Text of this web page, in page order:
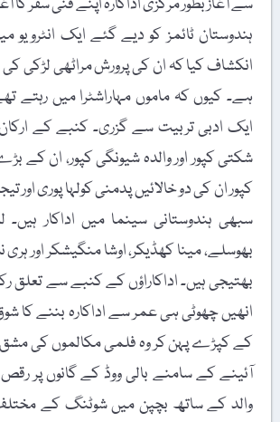
ہندوستان ٹائمز کو دیے گئے ایک انٹرویو
انکشاف کیا کہ ان کی پرورش مراٹھی لڑکی
ہے۔ کیوں کہ ماموں مہاراشٹرا میں رہتے
ایک ادبی تربیت سے گزری۔ کنبے کے
شکتی کپور اور والدہ شیونگی کپور، ان کے
کپور ان کی دو خالائیں پدمنی کولہا پوری اور
سبھی ہندوستانی سینما میں اداکار ہیں۔
بھوسلے، مینا کھڈیکر، اوشا منگیشکر اور
بھتیجی ہیں۔ اداکاراؤں کے کنبے سے
انھیں چھوٹی ہی عمر سے اداکارہ بننے کا
کے کپڑے پہن کر وہ فلمی مکالموں کی مشق
آئینے کے سامنے بالی ووڈ کے گانوں پر
والد کے ساتھ بچپن میں شوٹنگ کے